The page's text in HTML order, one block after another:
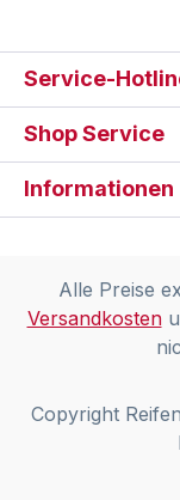
Service-
Shop Service
Informationen
Alle Preise
Versandkosten
Copyright